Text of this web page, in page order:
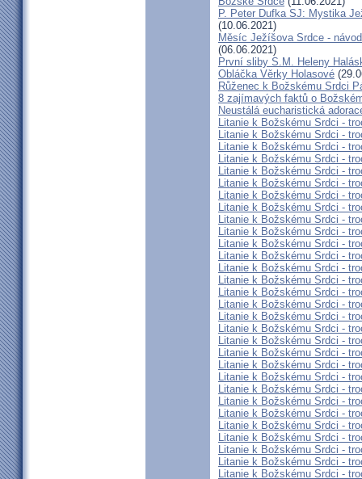
P. Peter Dufka SJ: Mystika
(10.06.2021)
Měsíc Ježíšova Srdce -
(06.06.2021)
První sliby S.M. Heleny
Obláčka Věrky Holasové
Růženec k Božskému Srdci
8 zajímavých faktů o
Neustálá eucharistická
Litanie k Božskému Srdci -
Litanie k Božskému Srdci -
Litanie k Božskému Srdci -
Litanie k Božskému Srdci -
Litanie k Božskému Srdci -
Litanie k Božskému Srdci -
Litanie k Božskému Srdci -
Litanie k Božskému Srdci -
Litanie k Božskému Srdci -
Litanie k Božskému Srdci -
Litanie k Božskému Srdci -
Litanie k Božskému Srdci -
Litanie k Božskému Srdci -
Litanie k Božskému Srdci -
Litanie k Božskému Srdci -
Litanie k Božskému Srdci -
Litanie k Božskému Srdci -
Litanie k Božskému Srdci -
Litanie k Božskému Srdci -
Litanie k Božskému Srdci -
Litanie k Božskému Srdci -
Litanie k Božskému Srdci -
Litanie k Božskému Srdci -
Litanie k Božskému Srdci -
Litanie k Božskému Srdci -
Litanie k Božskému Srdci -
Litanie k Božskému Srdci -
Litanie k Božskému Srdci -
Litanie k Božskému Srdci -
Litanie k Božskému Srdci -